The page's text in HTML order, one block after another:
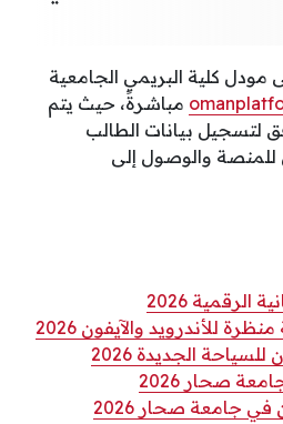
كلية البريمي الجامعية
مباشرةً، حيث يتم
لتسجيل بيانات الطالب
والوصول إلى
الرقمية 2026
للأندرويد والآيفون 2026
الجديدة 2026
صحار 2026
جامعة صحار 2026